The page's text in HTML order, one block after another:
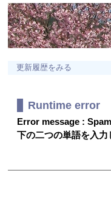
更新履歴をみる
Runtime error
Error message :
下の二つの単語を入力